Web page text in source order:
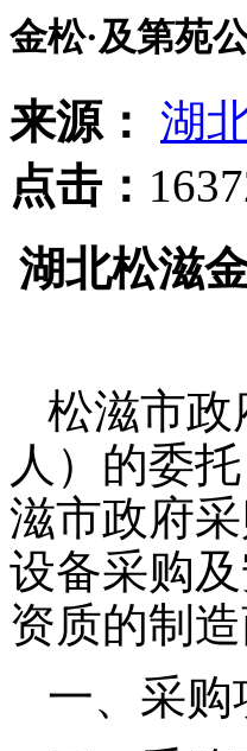
金松·及第苑
来源： 湖
点击：
湖北松滋
松滋市政
人）的委
滋市政府
设备采购
资质的制
一、采购